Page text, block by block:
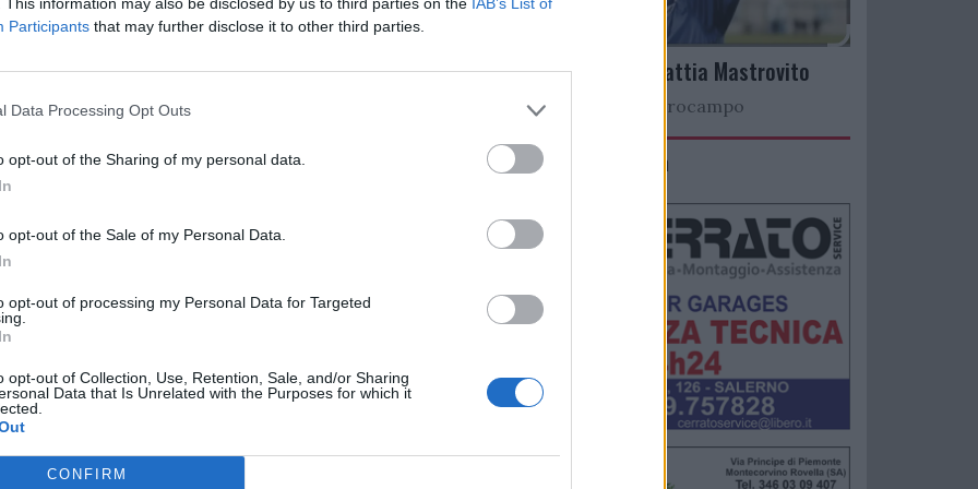
Participants that may further disclose it to other third parties.
Data Processing Opt Outs
opt-out of the Sharing of my personal data.
opt-out of the Sale of my Personal Data.
opt-out of processing my Personal Data for Targeted
opt-out of Collection, Use, Retention, Sale, and/or Sharing
Data that Is Unrelated with the Purposes for which it
CONFIRM
posto a sedere, pertanto non
sufficiente esibire la tessera sanitaria
Arriva il talento Mattia Mastrovito
Nuovo colpo a centrocampo
IMACO Promosolution